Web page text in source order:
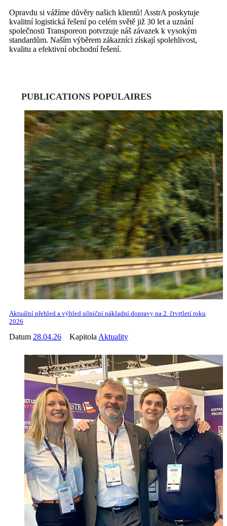
Opravdu si vážíme důvěry našich klientů! AsstrA poskytuje
kvalitní logistická řešení po celém světě již 30 let a uznání
společnosti Transporeon potvrzuje náš závazek k vysokým
standardům. Naším výběrem zákazníci získají spolehlivost,
kvalitu a efektivní obchodní řešení.
PUBLICATIONS POPULAIRES
Aktuální přehled a výhled silniční nákladní dopravy na 2. čtvrtletí roku
2026
Datum 28.04.26 Kapitola Aktuality